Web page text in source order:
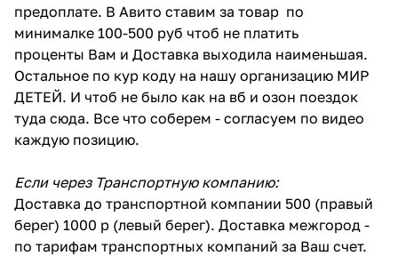
предоплате. В Авито ставим за товар по
минималке 100-500 руб чтоб не платить
проценты Вам и Доставка выходила наименьшая.
Остальное по кур коду на нашу организацию МИР
ДЕТЕЙ. И чтоб не было как на вб и озон поездок
туда сюда. Все что соберем - согласуем по видео
каждую позицию.
Если через Транспортную компанию:
Доставка до транспортной компании 500 (правый
берег) 1000 р (левый берег). Доставка межгород -
по тарифам транспортных компаний за Ваш счет.